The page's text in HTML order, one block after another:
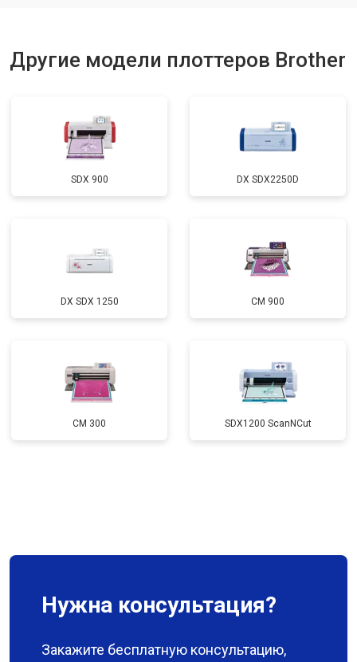
Другие модели плоттеров Brother
SDX 900 DX SDX2250D
DX SDX 1250 CM 900
CM 300 SDX1200 ScanNCut
Нужна консультация?
Закажите бесплатную консультацию,